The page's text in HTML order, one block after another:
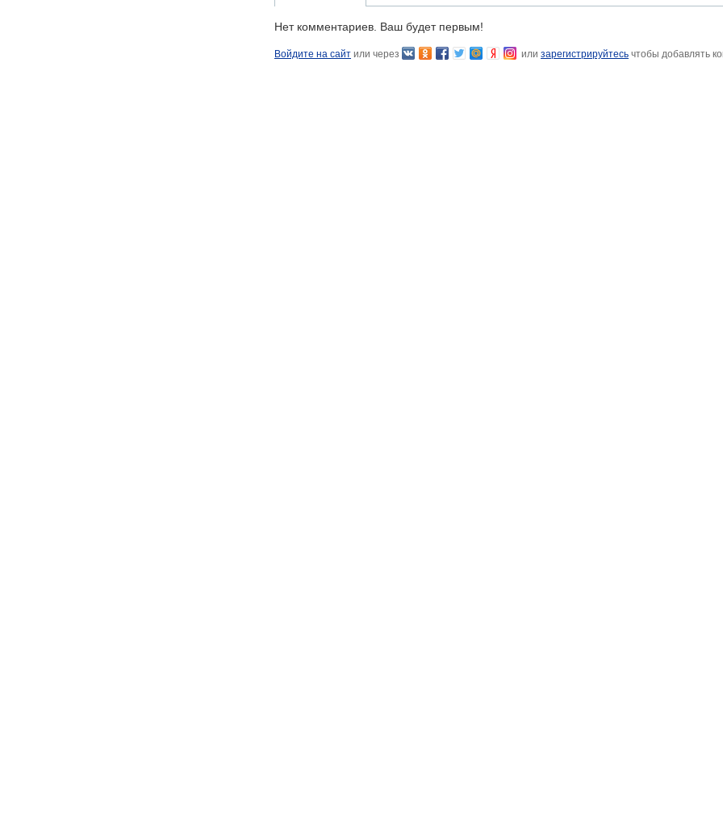
Нет комментариев. Ваш будет первым!
Войдите на сайт или через или зарегистрируйтесь чтобы добавлять